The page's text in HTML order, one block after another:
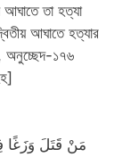
তা হত্যা
আঘাতে হত্যার
অনুচ্ছেদ-১৭৬
مَنْ قَتَلَ وَزَغًا